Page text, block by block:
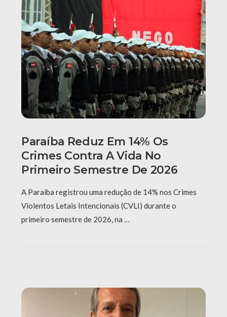
Paraíba Reduz Em 14% Os
Crimes Contra A Vida No
Primeiro Semestre De 2026
A Paraíba registrou uma redução de 14% nos Crimes
Violentos Letais Intencionais (CVLI) durante o
primeiro semestre de 2026, na …